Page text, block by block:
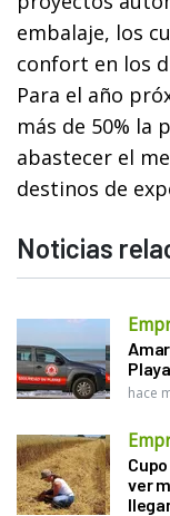
embalaje, los
confort en los
Para el año
más de 50% la
abastecer el
destinos de
Noticias
hace
ver